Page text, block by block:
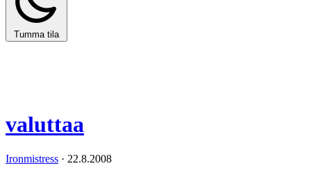
Tumma tila
valuttaa
Ironmistress · 22.8.2008